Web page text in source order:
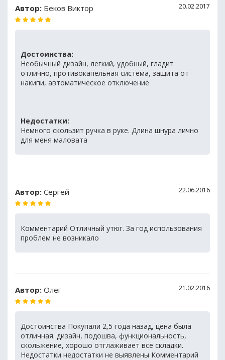
Автор: Беков Виктор 20.02.2017
Достоинства:
Необычный дизайн, легкий, удобный, гладит
отлично, противокапельная система, защита от
накипи, автоматическое отключение
Недостатки:
Немного скользит ручка в руке. Длина шнура лично
для меня маловата
Автор: Сергей 22.06.2016
Комментарий Отличный утюг. За год использования
проблем не возникало
Автор: Олег 21.02.2016
Достоинства Покупали 2,5 года назад, цена была
отличная. дизайн, подошва, функциональность,
скольжение, хорошо отглаживает все складки.
Недостатки недостатки не выявлены Комментарий